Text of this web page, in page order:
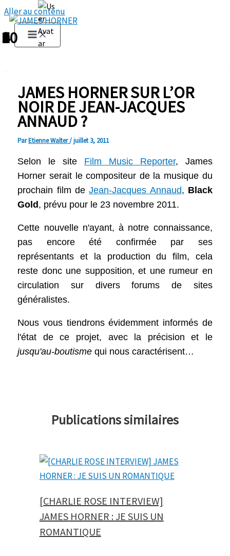
Aller au contenu
JAMES HORNER SUR L’OR
NOIR DE JEAN-JACQUES
ANNAUD ?
ParEtienne Walter/juillet 3, 2011
Selon le site Film Music Reporter, James
Horner serait le compositeur de la musique du
prochain film deJean-Jacques Annaud, Black
Gold, prévu pour le 23 novembre 2011.
Cette nouvelle n'ayant, à notre connaissance,
pas encore été confirmée par ses
représentants et la production du film, cela
reste donc une supposition, et une rumeur en
circulation sur divers forums de sites
généralistes.
Nous vous tiendrons évidemment informés de
l'état de ce projet, avec la précision et le
jusqu'au-boutisme qui nous caractérisent…
Publications similaires
[CHARLIE ROSE INTERVIEW]
JAMES HORNER : JE SUIS UN
ROMANTIQUE
1
2
3
4
5
6
7
8
9
10